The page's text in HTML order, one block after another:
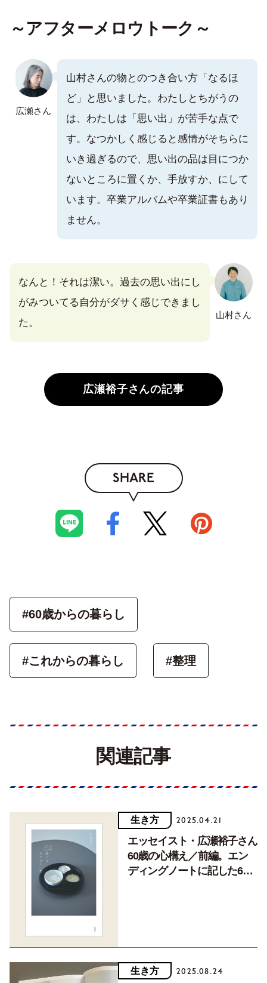
～アフターメロウトーク～
広瀬さん
山村さんの物とのつき合い方「なるほ
ど」と思いました。わたしとちがうの
は、わたしは「思い出」が苦手な点で
す。なつかしく感じると感情がそちらに
いき過ぎるので、思い出の品は目につか
ないところに置くか、手放すか、にして
います。卒業アルバムや卒業証書もあり
ません。
山村さん
なんと！それは潔い。過去の思い出にし
がみついてる自分がダサく感じできまし
た。
広瀬裕子さんの記事
SHARE
#60歳からの暮らし
#これからの暮らし #整理
関連記事
生き方 2025.04.21
エッセイスト・広瀬裕子さん
60歳の心構え／前編。エン
ディングノートに記した6つ
生き方 2025.08.24